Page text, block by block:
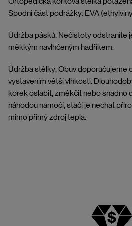
Spodní část podrážky: EVA
Údržba pásků: Nečistoty odstraníte
měkkým navlhčeným hadříkem.
Údržba stélky: Obuv doporučujeme
vystavením větší vlhkosti.
korek oslabit, změkčit nebo snadno
náhodou namočí, stačí je nechat
mimo přímý zdroj tepla.